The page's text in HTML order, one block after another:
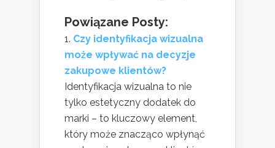
Powiązane Posty:
Czy identyfikacja wizualna
może wpływać na decyzje
zakupowe klientów?
Identyfikacja wizualna to nie
tylko estetyczny dodatek do
marki – to kluczowy element,
który może znacząco wpłynąć